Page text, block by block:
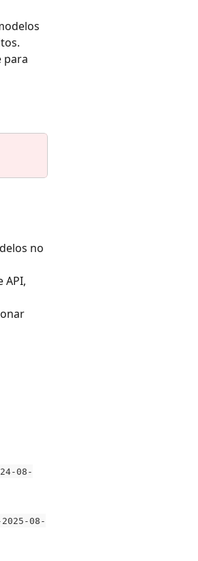
para
no
API,
08-
08-